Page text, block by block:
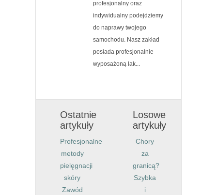
profesjonalny oraz
indywidualny podejdziemy
do naprawy twojego
samochodu. Nasz zakład
posiada profesjonalnie
wyposażoną lak...
Ostatnie
artykuły
Profesjonalne
metody
pielęgnacji
skóry
Zawód
Losowe
artykuły
Chory
za
granicą?
Szybka
i